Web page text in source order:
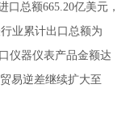
口总额665.20亿美元，
业累计出口总额为
仪器仪表产品金额达
易逆差继续扩大至